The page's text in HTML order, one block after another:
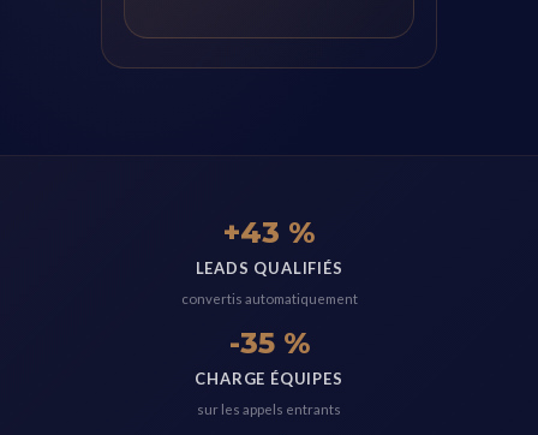
+43 %
LEADS QUALIFIÉS
convertis automatiquement
-35 %
CHARGE ÉQUIPES
sur les appels entrants